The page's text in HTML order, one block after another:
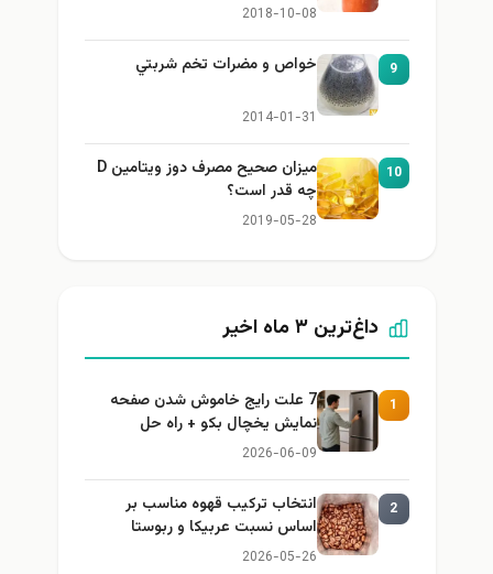
2018-10-08
9 خواص و مضرات تخم شربتي
2014-01-31
10
میزان صحیح مصرف دوز ویتامین D
چه قدر است؟
2019-05-28
داغ‌ترین ۳ ماه اخیر
1
7 علت رایج خاموش شدن صفحه
نمایش یخچال بکو + راه حل
2026-06-09
2
انتخاب ترکیب قهوه مناسب بر
اساس نسبت عربیکا و ربوستا
2026-05-26